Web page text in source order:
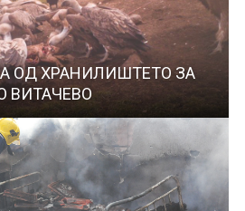
ОД ХРАНИЛИШТЕТО ЗА
ВИТАЧЕВО